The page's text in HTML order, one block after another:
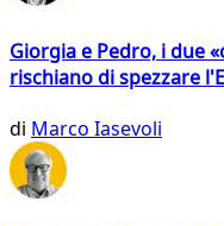
Giorgia e Pedro, i due
rischiano di spezzare
di Marco Iasevoli